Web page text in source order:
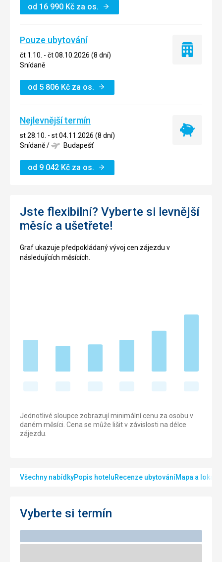
od 16 990 Kč za os.
Pouze ubytování
čt 1.10. - čt 08.10.2026 (8 dní)
Snídaně
od 5 806 Kč za os.
Pouze
Nejlevnější termín
st 28.10. - st 04.11.2026 (8 dní)
Snídaně/ Budapešť
od 9 042 Kč za os.
Nejlevnější
Jste flexibilní? Vyberte si levnější
měsíc a ušetřete!
Graf ukazuje předpokládaný vývoj cen zájezdu v
následujících měsících.
Jednotlivé sloupce zobrazují minimální cenu za osobu v
daném měsíci. Cena se může lišit v závislosti na délce
zájezdu.
Všechny nabídkyPopis hoteluRecenze ubytováníMapa a
Vyberte si termín